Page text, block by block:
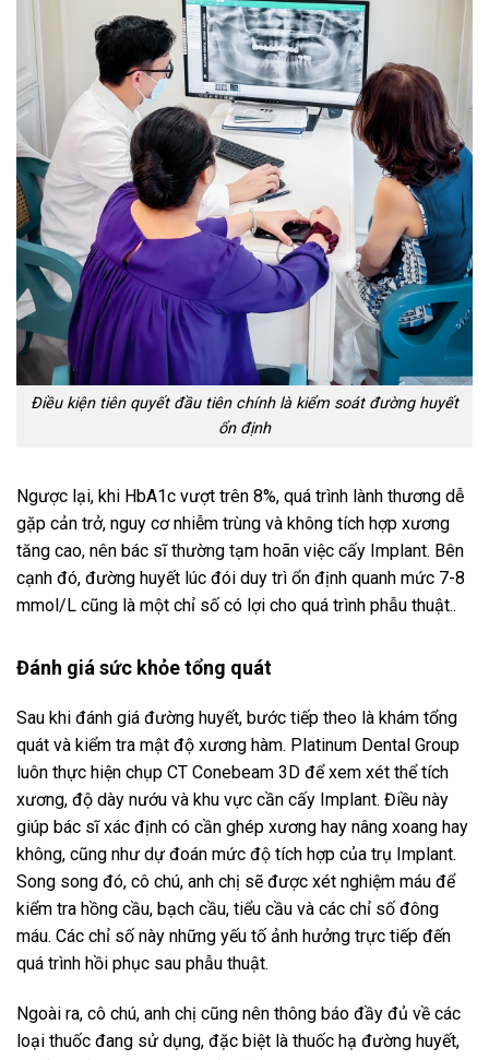
Điều kiện tiên quyết đầu tiên chính là kiểm soát đường huyết
ổn định
Ngược lại, khi HbA1c vượt trên 8%, quá trình lành thương dễ
gặp cản trở, nguy cơ nhiễm trùng và không tích hợp xương
tăng cao, nên bác sĩ thường tạm hoãn việc cấy Implant. Bên
cạnh đó, đường huyết lúc đói duy trì ổn định quanh mức 7-8
mmol/L cũng là một chỉ số có lợi cho quá trình phẫu thuật..
Đánh giá sức khỏe tổng quát
Sau khi đánh giá đường huyết, bước tiếp theo là khám tổng
quát và kiểm tra mật độ xương hàm. Platinum Dental Group
luôn thực hiện chụp CT Conebeam 3D để xem xét thể tích
xương, độ dày nướu và khu vực cần cấy Implant. Điều này
giúp bác sĩ xác định có cần ghép xương hay nâng xoang hay
không, cũng như dự đoán mức độ tích hợp của trụ Implant.
Song song đó, cô chú, anh chị sẽ được xét nghiệm máu để
kiểm tra hồng cầu, bạch cầu, tiểu cầu và các chỉ số đông
máu. Các chỉ số này những yếu tố ảnh hưởng trực tiếp đến
quá trình hồi phục sau phẫu thuật.
Ngoài ra, cô chú, anh chị cũng nên thông báo đầy đủ về các
loại thuốc đang sử dụng, đặc biệt là thuốc hạ đường huyết,